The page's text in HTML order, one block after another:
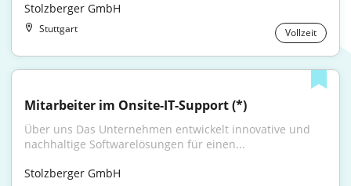
Stolzberger GmbH
Stuttgart Vollzeit
Mitarbeiter im Onsite-IT-Support (*)
Über uns Das Unternehmen entwickelt innovative und
nachhaltige Softwarelösungen für einen...
Stolzberger GmbH